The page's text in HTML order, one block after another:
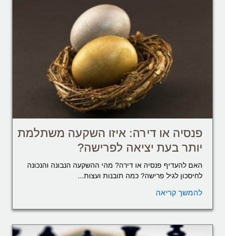
פנסיה או דירה: איזו השקעה משתלמת
יותר בעת יציאה לפרישה?
האם להעדיף פנסיה או דירה? מהי ההשקעה הנבונה והנכונה
לחיסכון לגיל פרישה? כמה תובנות ועצות...
להמשך קריאה